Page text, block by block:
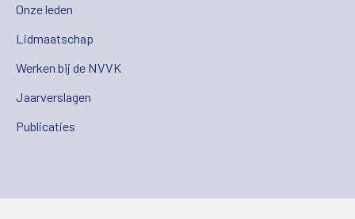
Onze leden
Lidmaatschap
Werken bij de NVVK
Jaarverslagen
Publicaties